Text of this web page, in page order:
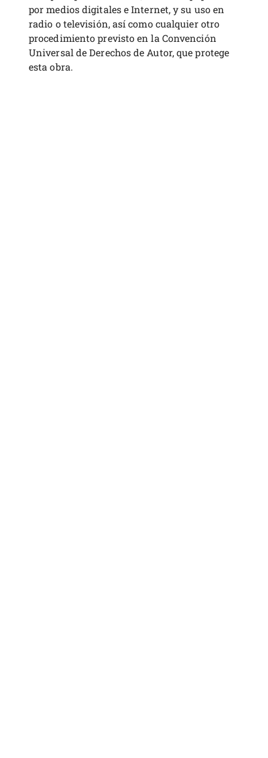
por medios digitales e Internet, y su uso en
radio o televisión, así como cualquier otro
procedimiento previsto en la Convención
Universal de Derechos de Autor, que protege
esta obra.